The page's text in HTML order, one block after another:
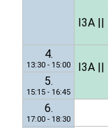
I3A
4.
13:30 - 15:00
I3A
5.
15:15 - 16:45
6.
17:00 - 18:30